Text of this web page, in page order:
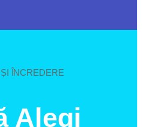
ÎNCREDERE
Alegi